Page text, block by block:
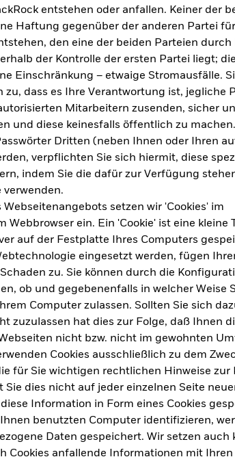
Den Bericht für Deutschland
Den Bericht für Europa
entstehen oder anfallen. Keiner der
Haftung gegenüber der anderen Partei
den eine der beiden Parteien durch
der Kontrolle der ersten Partei liegt;
Einschränkung – etwaige Stromausfälle.
dass es Ihre Verantwortung ist, jegliche
Mitarbeitern zusenden, sicher
und diese keinesfalls öffentlich zu
Dritten (neben Ihnen oder Ihren
verpflichten Sie sich hiermit, diese
indem Sie die dafür zur Verfügung
verwenden.
setzen wir 'Cookies' im
Webbrowser ein. Ein 'Cookie' ist eine kleine
auf der Festplatte Ihres Computers
eingesetzt werden, fügen
zu. Sie können durch die
ob und gegebenenfalls in welcher Weise
Computer zulassen. Sollten Sie sich
zuzulassen hat dies zur Folge, daß Ihnen
nicht bzw. nicht im gewohnten
Cookies ausschließlich zu dem
für Sie wichtigen rechtlichen Hinweise zur
Sie dies nicht auf jeder einzelnen Seite
Information in Form eines Cookies
benutzten Computer identifizieren,
Daten gespeichert. Wir setzen auch
Cookies anfallende Informationen mit Ihren